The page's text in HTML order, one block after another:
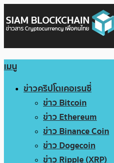
เมนู
ข่าวคริปโตเคอเรนซี่
ข่าว Bitcoin
ข่าว Ethereum
ข่าว Binance Coin
ข่าว Dogecoin
ข่าว Ripple (XRP)